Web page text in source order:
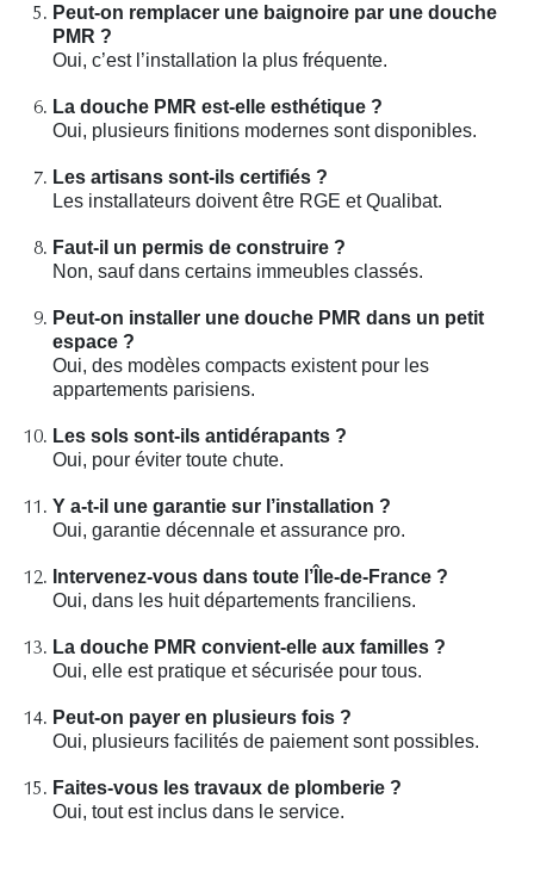
Peut-on remplacer une baignoire par une douche
PMR ?
Oui, c’est l’installation la plus fréquente.
La douche PMR est-elle esthétique ?
Oui, plusieurs finitions modernes sont disponibles.
Les artisans sont-ils certifiés ?
Les installateurs doivent être RGE et Qualibat.
Faut-il un permis de construire ?
Non, sauf dans certains immeubles classés.
Peut-on installer une douche PMR dans un petit
espace ?
Oui, des modèles compacts existent pour les
appartements parisiens.
Les sols sont-ils antidérapants ?
Oui, pour éviter toute chute.
Y a-t-il une garantie sur l’installation ?
Oui, garantie décennale et assurance pro.
Intervenez-vous dans toute l’Île-de-France ?
Oui, dans les huit départements franciliens.
La douche PMR convient-elle aux familles ?
Oui, elle est pratique et sécurisée pour tous.
Peut-on payer en plusieurs fois ?
Oui, plusieurs facilités de paiement sont possibles.
Faites-vous les travaux de plomberie ?
Oui, tout est inclus dans le service.